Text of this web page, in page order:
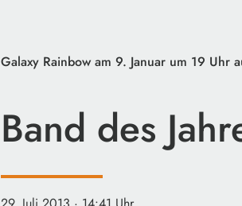
Galaxy Rainbow am 9. Januar um 19 Uhr
Band des